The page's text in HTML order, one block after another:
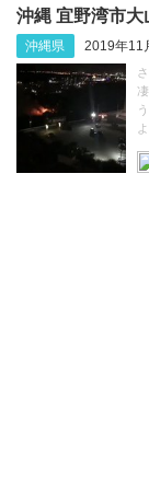
沖縄 宜野湾市
沖縄県 2019年11